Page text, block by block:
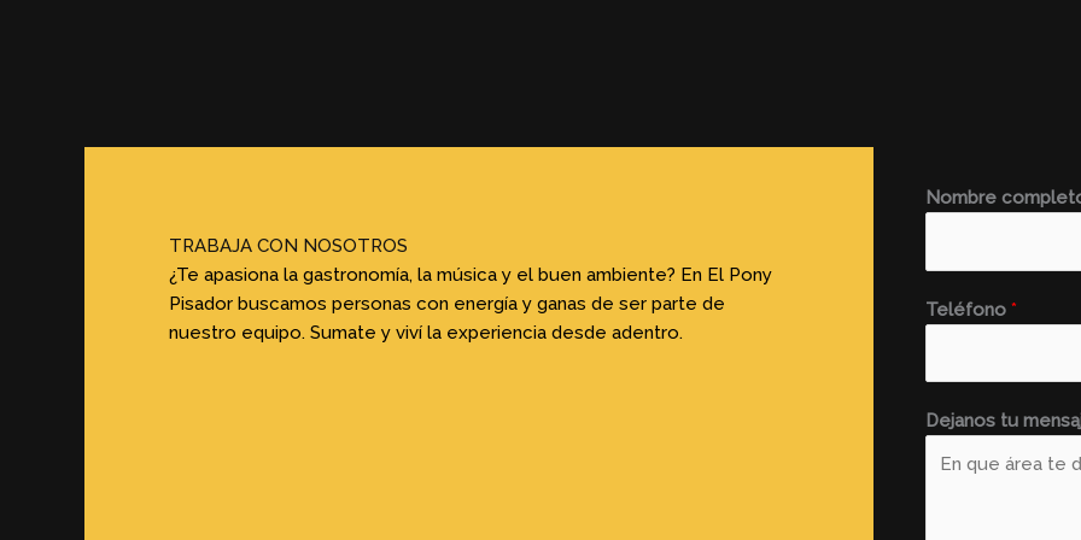
TRABAJA CON NOSOTROS
¿Te apasiona la gastronomía, la música y el buen ambiente? En El Pony
Pisador buscamos personas con energía y ganas de ser parte de
nuestro equipo. Sumate y viví la experiencia desde adentro.
Nombre
Teléfono *
Dejanos tu